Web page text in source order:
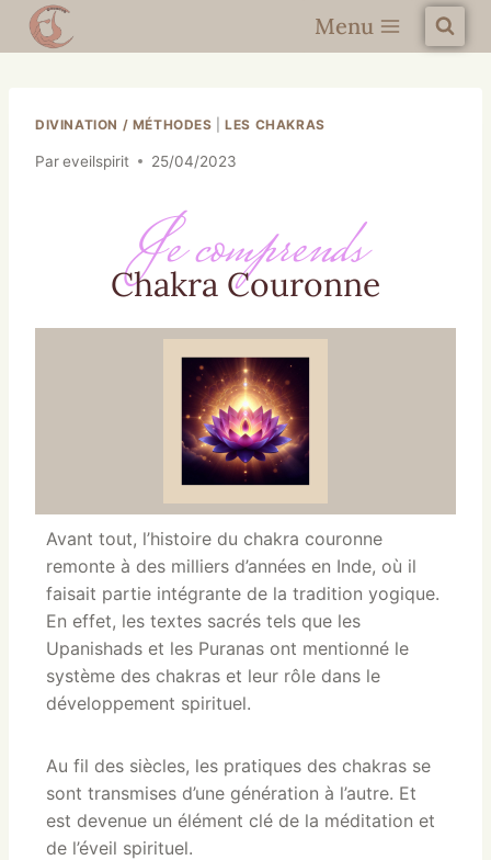
Menu
DIVINATION / MÉTHODES |LES CHAKRAS
Pareveilspirit 25/04/2023
Je comprends
Chakra Couronne
Avant tout, l’histoire du chakra couronne
remonte à des milliers d’années en Inde, où il
faisait partie intégrante de la tradition yogique.
En effet, les textes sacrés tels que les
Upanishads et les Puranas ont mentionné le
système des chakras et leur rôle dans le
développement spirituel.
Au fil des siècles, les pratiques des chakras se
sont transmises d’une génération à l’autre. Et
est devenue un élément clé de la méditation et
de l’éveil spirituel.